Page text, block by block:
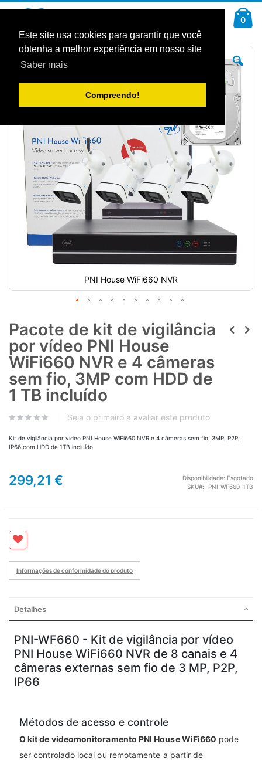
Este site usa cookies para garantir que você
obtenha a melhor experiência em nosso site
Saber mais
Compreendo!
Conteúdo
0
Saltar
PNI House WiFi660 NVR
Pacote de kit de vigilância
por vídeo PNI House
WiFi660 NVR e 4 câmeras
sem fio, 3MP com HDD de
1 TB incluído
Seja o primeiro a avaliar este produto
Kit de vigilância por vídeo PNI House WiFi660 NVR e 4 câmeras sem fio, 3MP, P2P,
IP66 com HDD de 1TB incluído
299,21 € Disponibilidade: Esgotado
SKU
PNI-WF660-1TB
Informações de conformidade do produto
Detalhes
PNI-WF660 - Kit de vigilância por vídeo
PNI House WiFi660 NVR de 8 canais e 4
câmeras externas sem fio de 3 MP, P2P,
IP66
Métodos de acesso e controle
O kit de videomonitoramento PNI House WiFi660 pode
ser controlado local ou remotamente a partir de